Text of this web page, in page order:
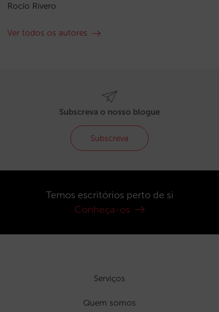
Rocío Rivero
Ver todos os autores
Subscreva o nosso blogue
Subscreva
Temos escritórios perto de si
Conheça-os
Serviços
Quem somos